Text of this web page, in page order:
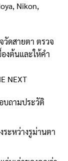
Nikon,
วัดสายตา ตรวจ
งต้นและให้คำ
NEXT
บถามประวัติ
ะหว่างรูม่านตา